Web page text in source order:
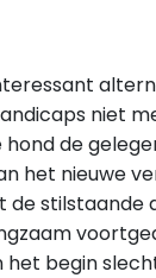
niet
hond de
het nieuwe
de stilstaande
begin